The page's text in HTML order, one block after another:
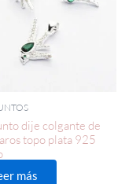
dije colgante de
topo plata 925
más